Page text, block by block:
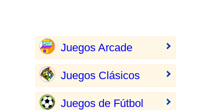
Juegos Arcade
Juegos Clásicos
Juegos de Fútbol